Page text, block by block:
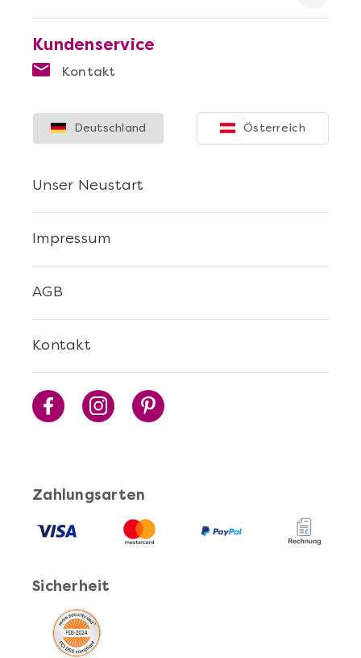
Kundenservice
Kontakt
Zahlungsarten
Sicherheit
Kontakt
AGB
Impressum
Unser Neustart
Deutschland Österreich